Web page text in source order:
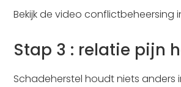
Bekijk de video conflictbeheersing
Stap 3 : relatie pijn
Schadeherstel houdt niets anders